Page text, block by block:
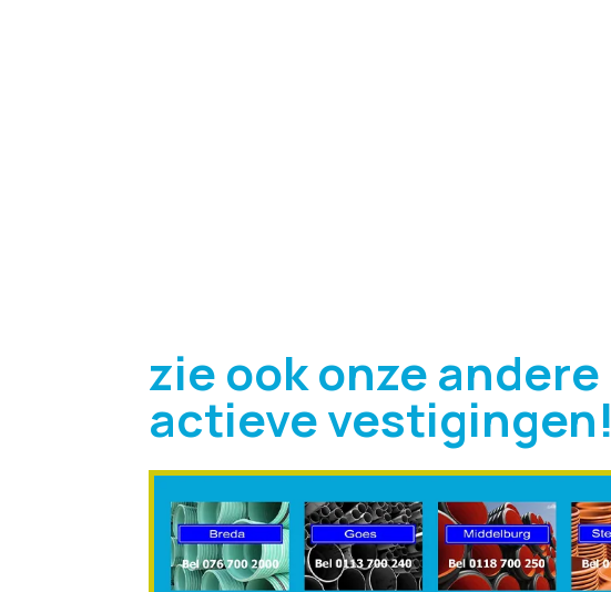
zie ook onze andere
actieve vestigingen!